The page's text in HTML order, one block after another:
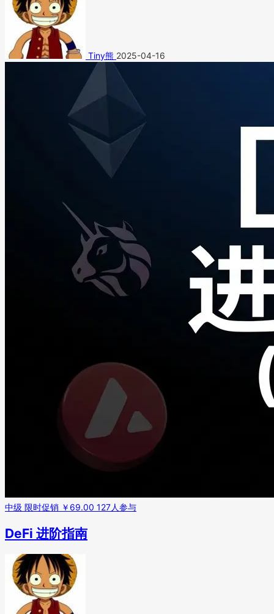
Tiny熊 2025-04-16
中级 限时促销 ￥69.00 127人参与
DeFi 进阶指南